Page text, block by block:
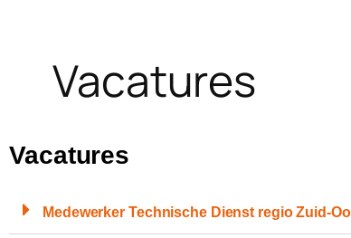
Vacatures
Vacatures
Medewerker Technische Dienst regio Zuid-